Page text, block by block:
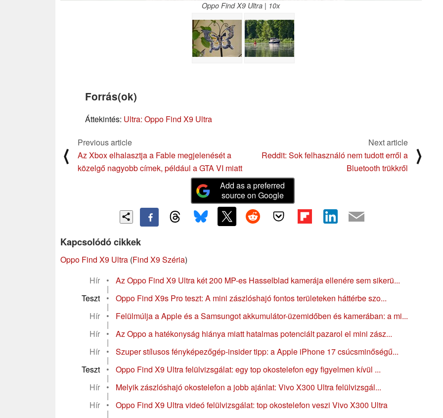
Oppo Find X9 Ultra | 10x
Forrás(ok)
Áttekintés: Ultra: Oppo Find X9 Ultra
⟨
Previous article
Az Xbox elhalasztja a Fable megjelenését a
közelgő nagyobb címek, például a GTA VI miatt
Next article
Reddit: Sok felhasználó nem tudott erről a
Bluetooth trükkről
⟩
Add as a preferred
source on Google
Kapcsolódó cikkek
Oppo Find X9 Ultra (Find X9 Széria)
Hír
• Az Oppo Find X9 Ultra két 200 MP-es Hasselblad kamerája ellenére sem sikerü...
|
Teszt
• Oppo Find X9s Pro teszt: A mini zászlóshajó fontos területeken háttérbe szo...
|
Hír
• Felülmúlja a Apple és a Samsungot akkumulátor-üzemidőben és kamerában: a mi...
|
Hír
• Az Oppo a hatékonyság hiánya miatt hatalmas potenciált pazarol el mini zász...
|
Hír
• Szuper stílusos fényképezőgép-insider tipp: a Apple iPhone 17 csúcsminőségű...
|
Teszt
• Oppo Find X9 Ultra felülvizsgálat: egy top okostelefon egy figyelmen kívül ...
|
Hír
• Melyik zászlóshajó okostelefon a jobb ajánlat: Vivo X300 Ultra felülvizsgál...
|
Hír
• Oppo Find X9 Ultra videó felülvizsgálat: top okostelefon veszi Vivo X300 Ultra
|